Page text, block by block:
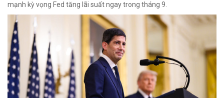
mạnh kỳ vọng Fed tăng lãi suất ngay trong tháng 9.